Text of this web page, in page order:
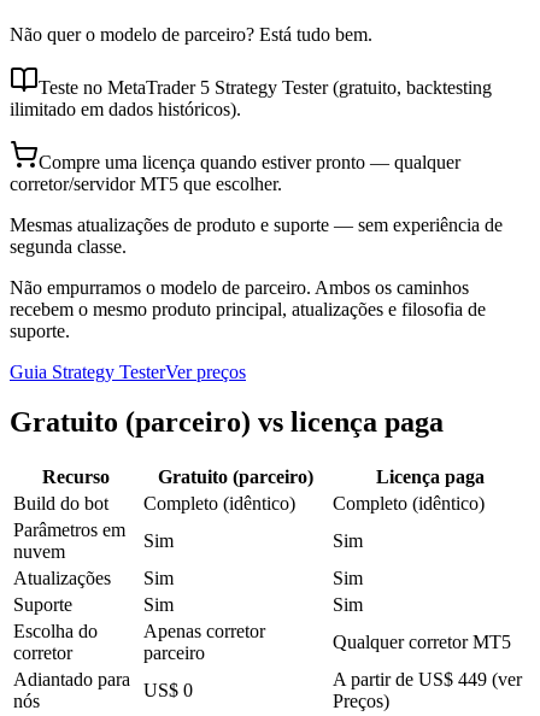
Não quer o modelo de parceiro? Está tudo bem.
Teste no MetaTrader 5 Strategy Tester (gratuito, backtesting
ilimitado em dados históricos).
Compre uma licença quando estiver pronto — qualquer
corretor/servidor MT5 que escolher.
Mesmas atualizações de produto e suporte — sem experiência de
segunda classe.
Não empurramos o modelo de parceiro. Ambos os caminhos
recebem o mesmo produto principal, atualizações e filosofia de
suporte.
Guia Strategy TesterVer preços
Gratuito (parceiro) vs licença paga
Recurso Gratuito (parceiro)
Licença paga
Build do bot
Completo (idêntico)
Completo (idêntico)
Parâmetros em
nuvem
Sim
Sim
Atualizações
Sim
Sim
Suporte
Sim
Sim
Escolha do
corretor
Apenas corretor
parceiro
Qualquer corretor MT5
Adiantado para
nós
US$ 0
A partir de US$ 449 (ver
Preços)